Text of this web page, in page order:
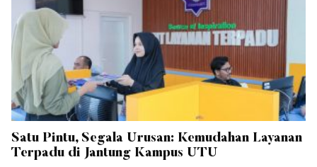
Satu Pintu, Segala Urusan: Kemudahan Layanan
Terpadu di Jantung Kampus UTU